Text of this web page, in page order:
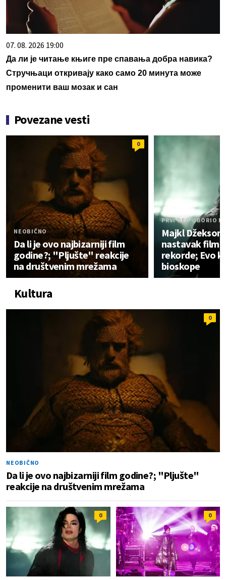
07. 08. 2026 19:00
Да ли је читање књиге пре спавања добра навика?
Стручњаци откривају како само 20 минута може
променити ваш мозак и сан
Povezane vesti
0
NEOBIČNO
Da li je ovo najbizarniji film
godine?; "Pljušte" reakcije
na društvenim mrežama
PRVI DEO OBORIO
Majkl Džekson
nastavak
rekorde; Evo
bioskope
Kultura
0
NEOBIČNO
Da li je ovo najbizarniji film godine?; "Pljušte"
reakcije na društvenim mrežama
0 0